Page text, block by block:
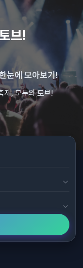
브!
눈에 모아보기!
제, 모두의 토브!